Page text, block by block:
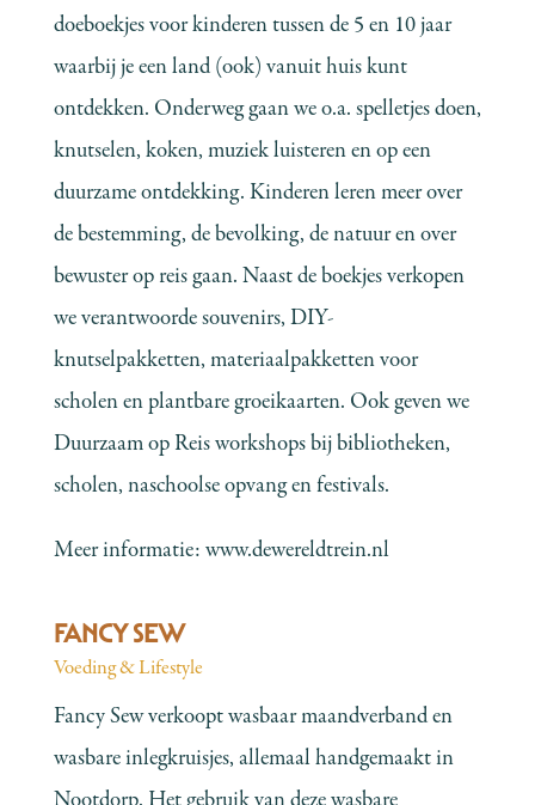
doeboekjes voor kinderen tussen de 5 en 10 jaar
waarbij je een land (ook) vanuit huis kunt
ontdekken. Onderweg gaan we o.a. spelletjes doen,
knutselen, koken, muziek luisteren en op een
duurzame ontdekking. Kinderen leren meer over
de bestemming, de bevolking, de natuur en over
bewuster op reis gaan. Naast de boekjes verkopen
we verantwoorde souvenirs, DIY-
knutselpakketten, materiaalpakketten voor
scholen en plantbare groeikaarten. Ook geven we
Duurzaam op Reis workshops bij bibliotheken,
scholen, naschoolse opvang en festivals.
Meer informatie:www.dewereldtrein.nl
FANCY SEW
Voeding & Lifestyle
Fancy Sew verkoopt wasbaar maandverband en
wasbare inlegkruisjes, allemaal handgemaakt in